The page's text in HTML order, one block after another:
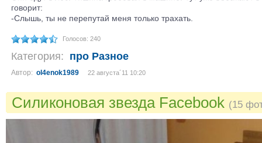
говорит:
-Слышь, ты не перепутай меня только трахать.
Голосов: 240
Категория: про Разное
Автор: ol4enok1989 22 августа´11 10:20
Силиконовая звезда Facebook (15